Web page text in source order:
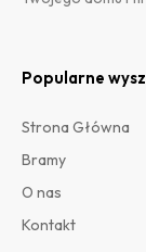
Popularne
Strona Główna
Bramy
O nas
Kontakt